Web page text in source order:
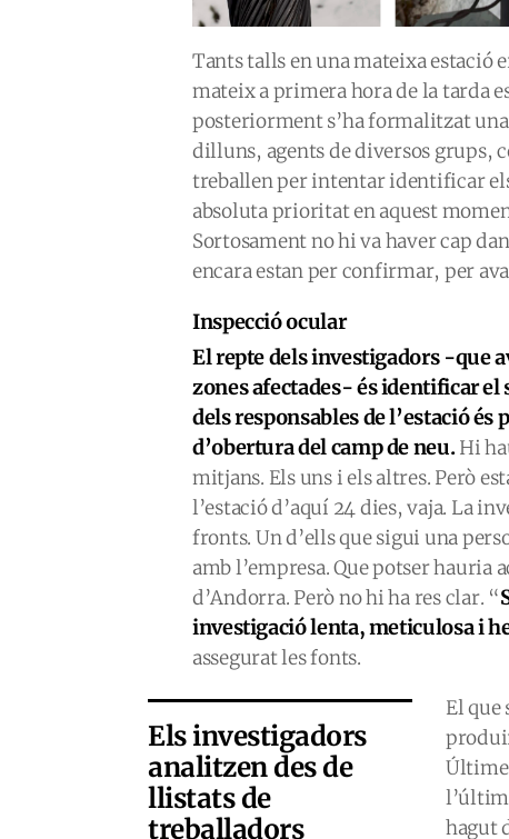
Tants talls en una mateixa estació
mateix a primera hora de la tarda
posteriorment s’ha formalitzat
dilluns, agents de diversos grups,
treballen per intentar identificar
absoluta prioritat en aquest
Sortosament no hi va haver cap
encara estan per confirmar, per
Inspecció ocular
El repte dels investigadors -que
zones afectades- és identificar el
dels responsables de l’estació és
d’obertura del camp de neu.Hi
mitjans. Els uns i els altres. Però
l’estació d’aquí 24 dies, vaja. La
fronts. Un d’ells que sigui una
amb l’empresa. Que potser hauria
d’Andorra. Però no hi ha res clar. “
investigació lenta, meticulosa i
assegurat les fonts.
Els investigadors
analitzen des de
llistats de
treballadors
El que
hagut